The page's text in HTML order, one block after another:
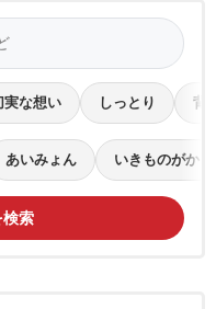
実な想い しっとり 背
あいみょん いきものがかり
検索